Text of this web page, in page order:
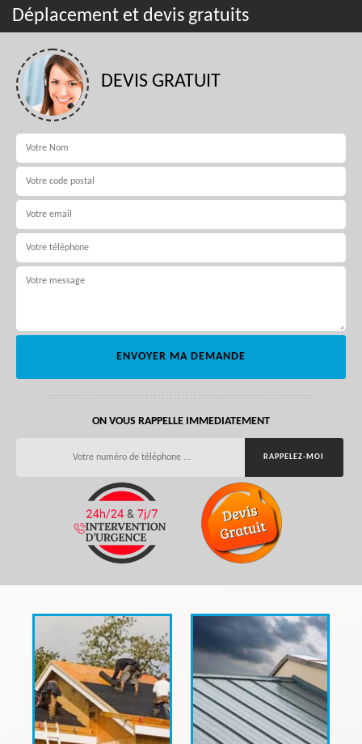
Déplacement et devis gratuits
DEVIS GRATUIT
ON VOUS RAPPELLE IMMEDIATEMENT